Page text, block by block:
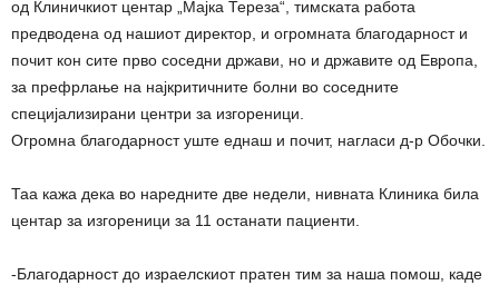
од Клиничкиот центар „Мајка Тереза“, тимската работа
предводена од нашиот директор, и огромната благодарност и
почит кон сите прво соседни држави, но и државите од Европа,
за префрлање на најкритичните болни во соседните
специјализирани центри за изгореници.
Огромна благодарност уште еднаш и почит, нагласи д-р Обочки.
Таа кажа дека во наредните две недели, нивната Клиника била
центар за изгореници за 11 останати пациенти.
-Благодарност до израелскиот пратен тим за наша помош, каде